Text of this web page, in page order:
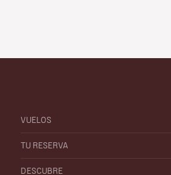
VUELOS
TU RESERVA
DESCUBRE